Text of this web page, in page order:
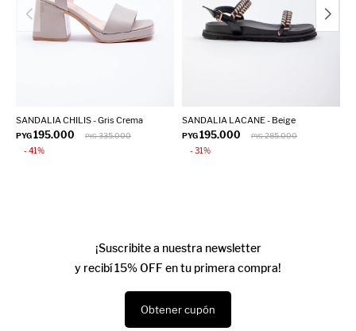
SANDALIA CHILIS - Gris Crema
PYG195.000 PYG 335.000
41
SANDALIA LACANE - Beige
PYG195.000 PYG 285.000
31
¡Suscribite a nuestra newsletter
y recibí 15% OFF en tu primera compra!
Obtener cupón